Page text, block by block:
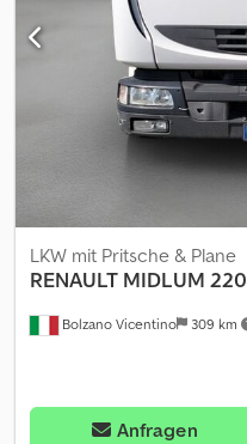
Bolzano Vicentino 309 km
LKW mit Pritsche & Plane
RENAULT MIDLUM 220
Anfragen